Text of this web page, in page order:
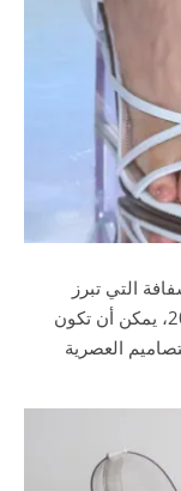
التي تبرز
القدمين بوضوح، وفي موسم ربيع وصيف 2024، يمكن أن تكون
العصرية